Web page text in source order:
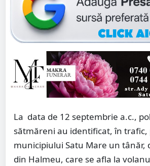
La data de 12 septembrie a.c.,
sătmăreni au identificat, în trafic,
municipiului Satu Mare un tânăr,
din Halmeu, care se afla la